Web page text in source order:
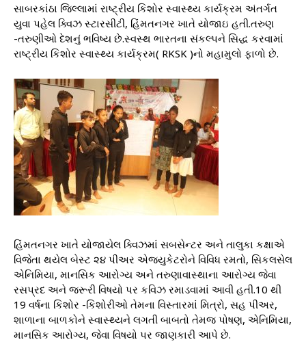
સાબરકાંઠા જિલ્લામાં રાષ્ટ્રીય કિશોર સ્વાસ્થ્ય કાર્યક્રમ અંતર્ગત
યુવા પહેલ ક્વિઝ સ્ટારસીટી, હિંમતનગર ખાતે યોજાઇ હતી.તરુણ
-તરુણીઓ દેશનું ભવિષ્ય છે.સ્વસ્થ ભારતના સંકલ્પને સિદ્ધ કરવામાં
રાષ્ટ્રીય કિશોર સ્વાસ્થ્ય કાર્યક્રમ( RKSK )નો મહામુલો ફાળો છે.
હિંમતનગર ખાતે યોજાયેલ ક્વિઝમાં સબસેન્ટર અને તાલુકા કક્ષાએ
વિજેતા થયેલ બેસ્ટ ૨૪ પીઅર એજ્યુકેટરોને વિવિધ રમતો, સિકલસેલ
એનિમિયા, માનસિક આરોગ્ય અને તરુણાવાસ્થાના આરોગ્ય જેવા
રસપ્રદ અને જરૂરી વિષયો પર કવિઝ રમાડવામાં આવી હતી.10 થી
19 વર્ષના કિશોર -કિશોરીઓ તેમના વિસ્તારમાં મિત્રો, સહ પીઅર,
શાળાના બાળકોને સ્વાસ્થ્યને લગતી બાબતો તેમજ પોષણ, એનિમિયા,
માનસિક આરોગ્ય, જેવા વિષયો પર જાણકારી આપે છે.